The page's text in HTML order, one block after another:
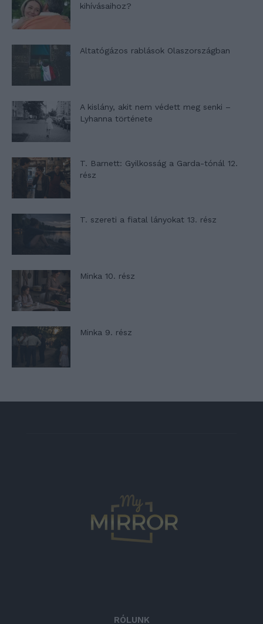
kihívásaihoz?
Altatógázos rablások Olaszországban
A kislány, akit nem védett meg senki –
Lyhanna története
T. Barnett: Gyilkosság a Garda-tónál 12.
rész
T. szereti a fiatal lányokat 13. rész
Minka 10. rész
Minka 9. rész
RÓLUNK